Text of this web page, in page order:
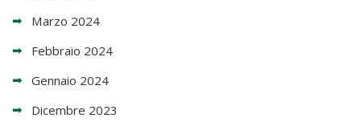
Marzo 2024
Febbraio 2024
Gennaio 2024
Dicembre 2023